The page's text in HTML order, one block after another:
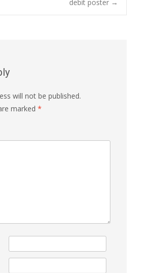
debit poster →
will not be published.
marked *